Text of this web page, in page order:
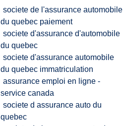
societe de l'assurance automobile
du quebec paiement
societe d'assurance d'automobile
du quebec
societe d'assurance automobile
du quebec immatriculation
assurance emploi en ligne -
service canada
societe d assurance auto du
quebec